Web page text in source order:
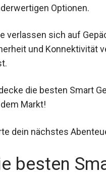
Optionen.
verlassen sich auf
und Konnektivität
die besten Smart
Markt!
dein nächstes
besten